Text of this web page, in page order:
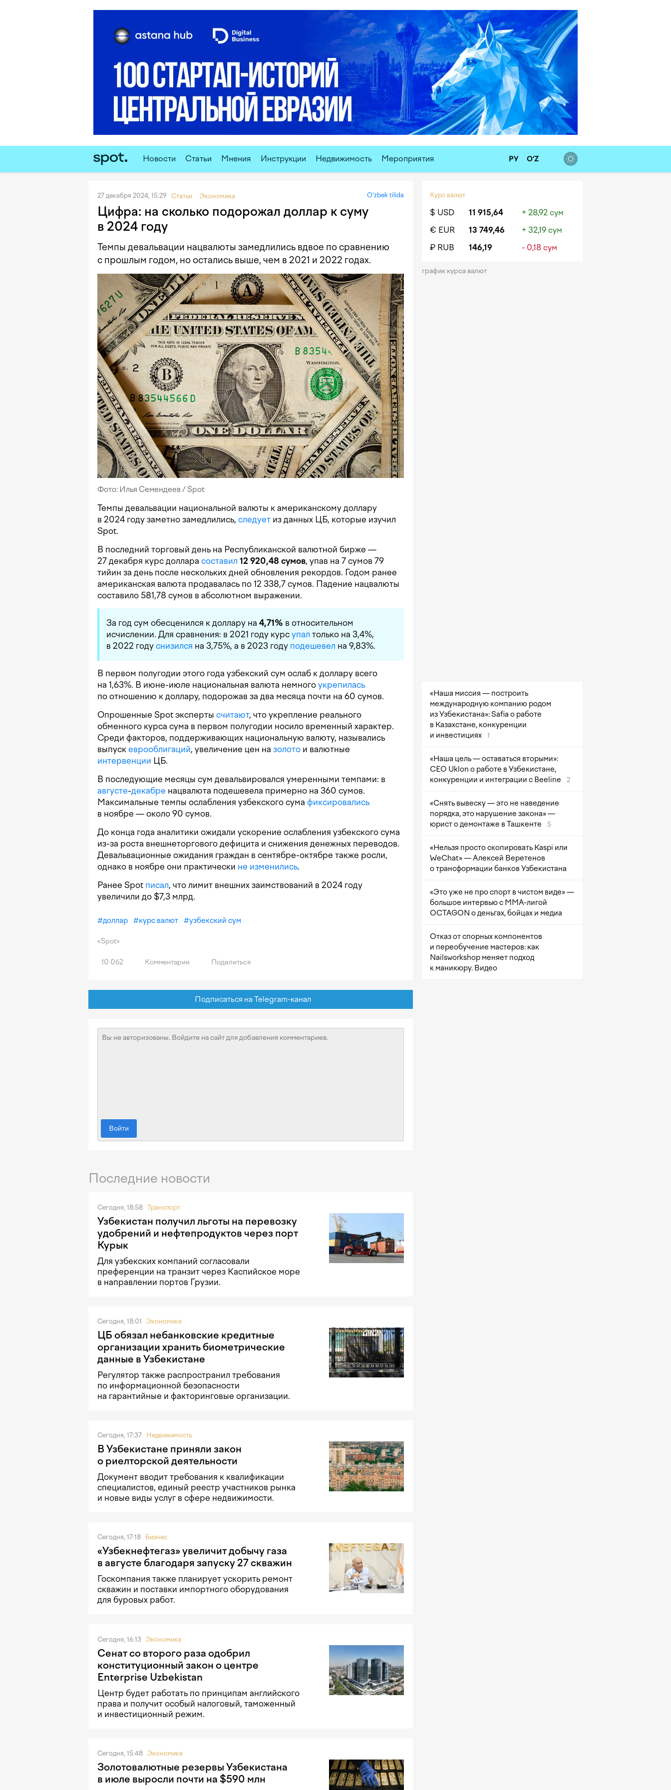
Новости Статьи Мнения Инструкции Недвижимость Мероприятия РУ O‘Z
27 декабря 2024, 15:29 Статьи Экономика O‘zbek tilida
Цифра: на сколько подорожал доллар к суму
в 2024 году
Темпы девальвации нацвалюты замедлились вдвое по сравнению
с прошлым годом, но остались выше, чем в 2021 и 2022 годах.
Фото: Илья Семендеев / Spot
Темпы девальвации национальной валюты к американскому доллару
в 2024 году заметно замедлились, следует из данных ЦБ, которые изучил
Spot.
В последний торговый день на Республиканской валютной бирже —
27 декабря курс доллара составил 12 920,48 сумов, упав на 7 сумов 79
тийин за день после нескольких дней обновления рекордов. Годом ранее
американская валюта продавалась по 12 338,7 сумов. Падение нацвалюты
составило 581,78 сумов в абсолютном выражении.
За год сум обесценился к доллару на 4,71% в относительном
исчислении. Для сравнения: в 2021 году курс упал только на 3,4%,
в 2022 году снизился на 3,75%, а в 2023 году подешевел на 9,83%.
В первом полугодии этого года узбекский сум ослаб к доллару всего
на 1,63%. В июне-июле национальная валюта немного укрепилась
по отношению к доллару, подорожав за два месяца почти на 60 сумов.
Опрошенные Spot эксперты считают, что укрепление реального
обменного курса сума в первом полугодии носило временный характер.
Среди факторов, поддерживающих национальную валюту, назывались
выпуск еврооблигаций, увеличение цен на золото и валютные
интервенции ЦБ.
В последующие месяцы сум девальвировался умеренными темпами: в
августе-декабре нацвалюта подешевела примерно на 360 сумов.
Максимальные темпы ослабления узбекского сума фиксировались
в ноябре — около 90 сумов.
До конца года аналитики ожидали ускорение ослабления узбекского сума
из-за роста внешнеторгового дефицита и снижения денежных переводов.
Девальвационные ожидания граждан в сентябре-октябре также росли,
однако в ноябре они практически не изменились.
Ранее Spot писал, что лимит внешних заимствований в 2024 году
увеличили до $7,3 млрд.
#доллар #курс валют #узбекский сум
«Spot»
10 062 Комментарии Поделиться
Подписаться на Telegram-канал
Войти
Последние новости
Сегодня, 18:58 Транспорт
Узбекистан получил льготы на перевозку
удобрений и нефтепродуктов через порт
Курык
Для узбекских компаний согласовали
преференции на транзит через Каспийское море
в направлении портов Грузии.
Сегодня, 18:01 Экономика
ЦБ обязал небанковские кредитные
организации хранить биометрические
данные в Узбекистане
Регулятор также распространил требования
по информационной безопасности
на гарантийные и факторинговые организации.
Сегодня, 17:37 Недвижимость
В Узбекистане приняли закон
о риелторской деятельности
Документ вводит требования к квалификации
специалистов, единый реестр участников рынка
и новые виды услуг в сфере недвижимости.
Сегодня, 17:18 Бизнес
«Узбекнефтегаз» увеличит добычу газа
в августе благодаря запуску 27 скважин
Госкомпания также планирует ускорить ремонт
скважин и поставки импортного оборудования
для буровых работ.
Сегодня, 16:13 Экономика
Сенат со второго раза одобрил
конституционный закон о центре
Enterprise Uzbekistan
Центр будет работать по принципам английского
права и получит особый налоговый, таможенный
и инвестиционный режим.
Сегодня, 15:48 Экономика
Золотовалютные резервы Узбекистана
в июле выросли почти на $590 млн
Курс валют
$ USD 11 915,64
+ 28,92 сум
€ EUR
13 749,46
+ 32,19 сум
₽ RUB
146,19 - 0,18 сум
график курса валют
«Наша миссия — построить
международную компанию родом
из Узбекистана»: Safia о работе
в Казахстане, конкуренции
и инвестициях
1
«Наша цель — оставаться вторыми»:
CEO Uklon о работе в Узбекистане,
конкуренции и интеграции с Beeline
2
«Снять вывеску — это не наведение
порядка, это нарушение закона» —
юрист о демонтаже в Ташкенте
5
«Нельзя просто скопировать Kaspi или
WeChat» — Алексей Веретенов
о трансформации банков Узбекистана
«Это уже не про спорт в чистом виде» —
большое интервью с ММА-лигой
OCTAGON о деньгах, бойцах и медиа
Отказ от спорных компонентов
и переобучение мастеров: как
Nailsworkshop меняет подход
к маникюру. Видео